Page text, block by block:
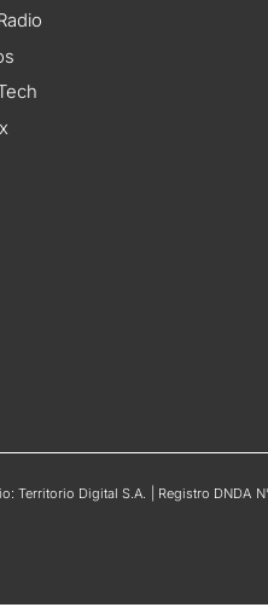
Territorio Digital S.A. | Registro DNDA